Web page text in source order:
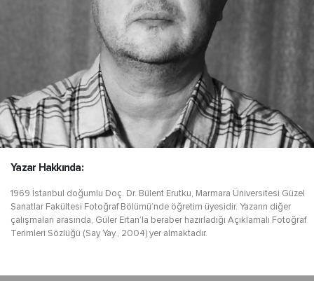
Yazar Hakkında:
1969 İstanbul doğumlu Doç. Dr. Bülent Erutku, Marmara Üniversitesi Güzel
Sanatlar Fakültesi Fotoğraf Bölümü’nde öğretim üyesidir. Yazarın diğer
çalışmaları arasında, Güler Ertan’la beraber hazırladığı Açıklamalı Fotoğraf
Terimleri Sözlüğü (Say Yay., 2004) yer almaktadır.